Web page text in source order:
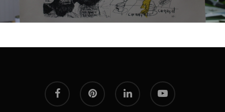
facebook pinterest linkedin youtube